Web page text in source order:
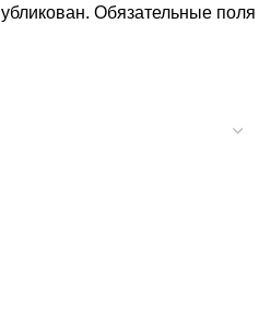
Обязательные поля